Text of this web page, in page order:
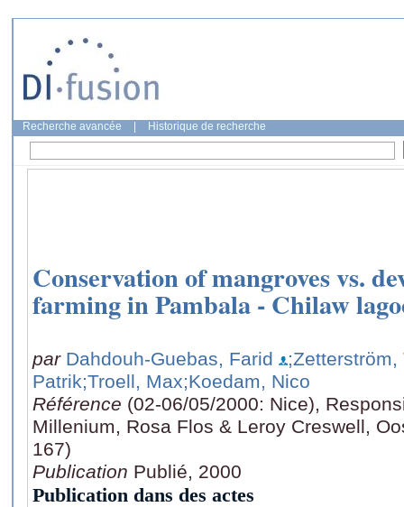
Recherche avancée Historique de recherche
Conservation of mangroves vs.
farming in Pambala - Chilaw
par Dahdouh-Guebas, Farid
;Zetterström,
Patrik;Troell, Max;Koedam, Nico
Référence (02-06/05/2000: Nice),
Millenium, Rosa Flos & Leroy Creswell,
167)
Publication Publié, 2000
Publication dans des actes